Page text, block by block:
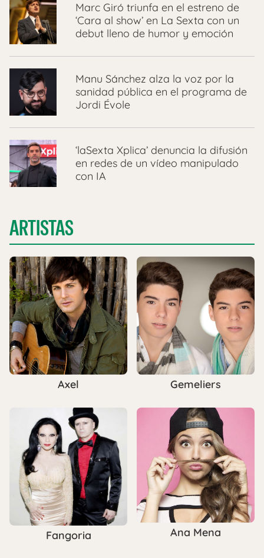
Marc Giró triunfa en el estreno de
‘Cara al show’ en La Sexta con un
debut lleno de humor y emoción
Manu Sánchez alza la voz por la
sanidad pública en el programa de
Jordi Évole
‘laSexta Xplica’ denuncia la difusión
en redes de un vídeo manipulado
con IA
ARTISTAS
Axel Gemeliers
Fangoria Ana Mena